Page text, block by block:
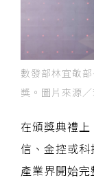
數發部林宜敬
獎。圖片來源
在頒獎典禮
信、金控或
產業界開始